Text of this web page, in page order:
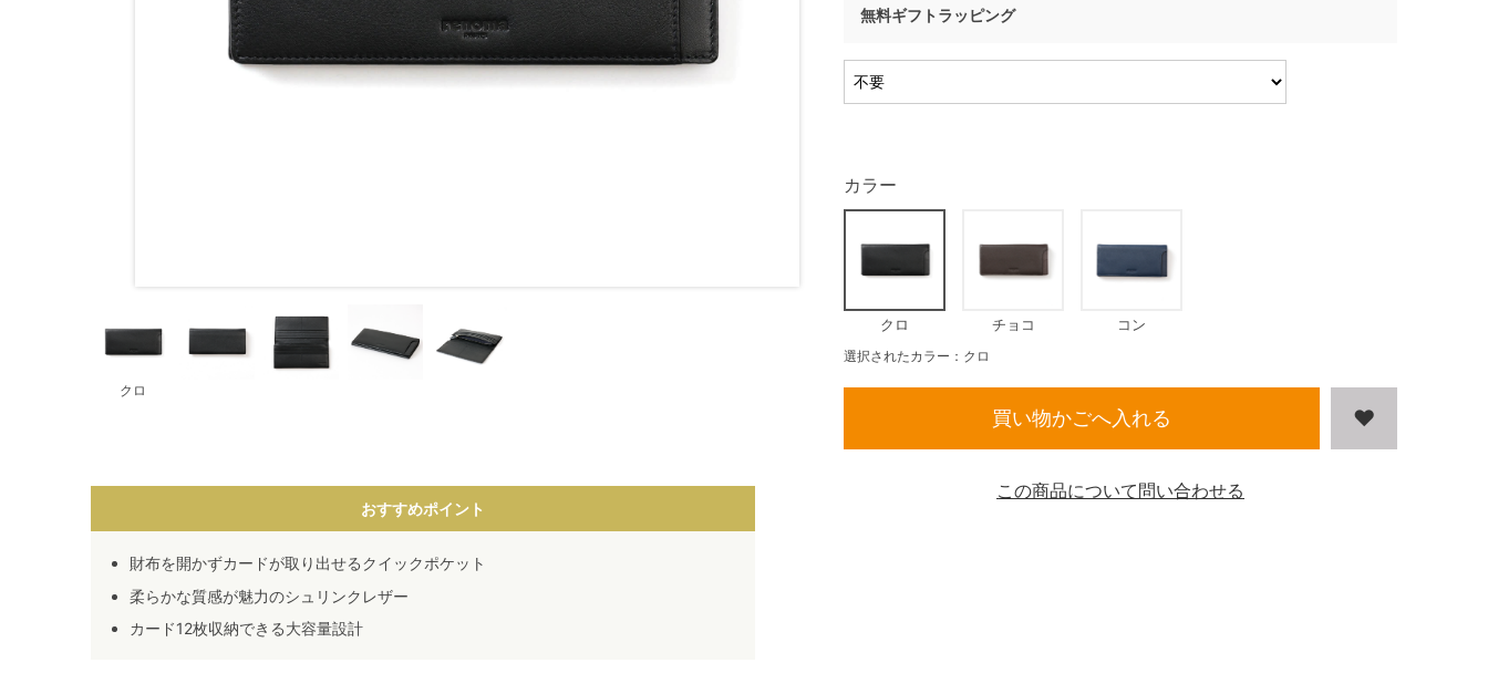
クロ
おすすめポイント
財布を開かずカードが取り出せるクイックポケット
柔らかな質感が魅力のシュリンクレザー
カード12枚収納できる大容量設計
無料ギフトラッピング
カラー
クロ チョコ コン
選択されたカラー：クロ
買い物かごへ入れる
この商品について問い合わせる